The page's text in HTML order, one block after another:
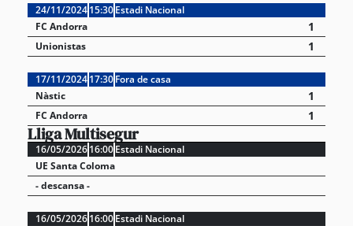
24/11/202415:30Estadi Nacional
FC Andorra
1
Unionistas 1
17/11/202417:30Fora de casa
Nàstic
1
FC Andorra 1
Lliga Multisegur
16/05/202616:00Estadi Nacional
UE Santa Coloma
- descansa -
16/05/202616:00Estadi Nacional